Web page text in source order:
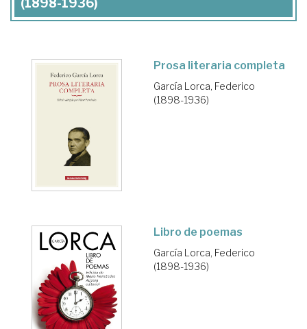
Prosa literaria completa
García Lorca, Federico
(1898-1936)
Libro de poemas
García Lorca, Federico
(1898-1936)